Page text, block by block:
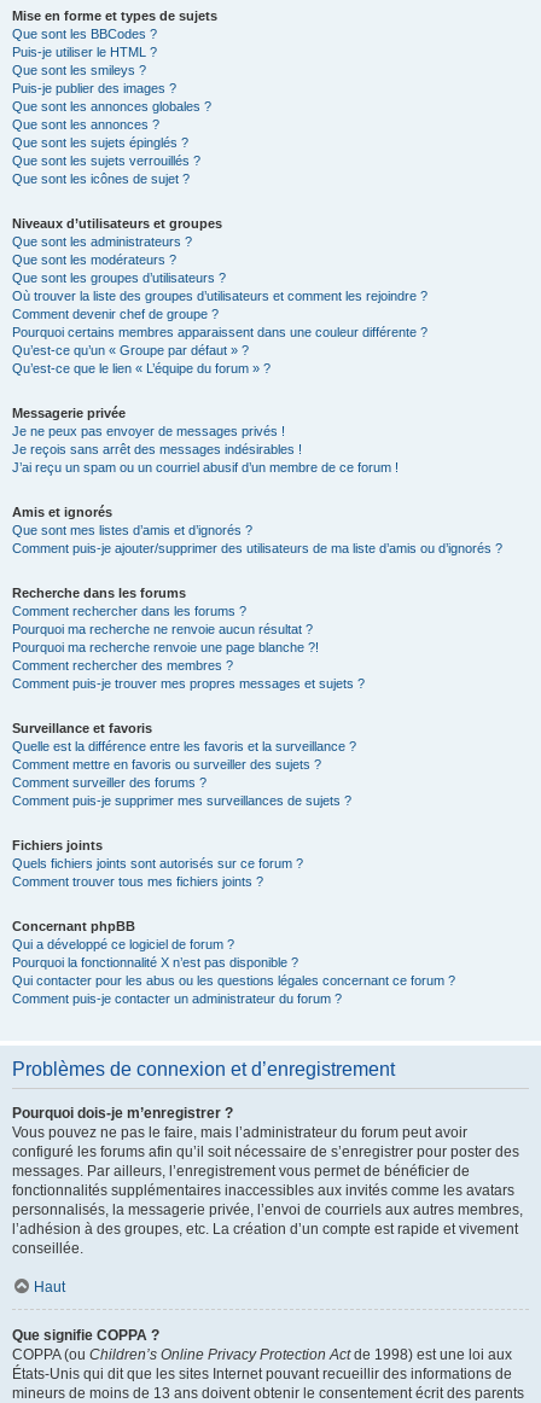
Mise en forme et types de sujets
Que sont les BBCodes ?
Puis-je utiliser le HTML ?
Que sont les smileys ?
Puis-je publier des images ?
Que sont les annonces globales ?
Que sont les annonces ?
Que sont les sujets épinglés ?
Que sont les sujets verrouillés ?
Que sont les icônes de sujet ?
Niveaux d’utilisateurs et groupes
Que sont les administrateurs ?
Que sont les modérateurs ?
Que sont les groupes d’utilisateurs ?
Où trouver la liste des groupes d’utilisateurs et comment les rejoindre ?
Comment devenir chef de groupe ?
Pourquoi certains membres apparaissent dans une couleur différente ?
Qu’est-ce qu’un « Groupe par défaut » ?
Qu’est-ce que le lien « L’équipe du forum » ?
Messagerie privée
Je ne peux pas envoyer de messages privés !
Je reçois sans arrêt des messages indésirables !
J’ai reçu un spam ou un courriel abusif d’un membre de ce forum !
Amis et ignorés
Que sont mes listes d’amis et d’ignorés ?
Comment puis-je ajouter/supprimer des utilisateurs de ma liste d’amis ou d’ignorés ?
Recherche dans les forums
Comment rechercher dans les forums ?
Pourquoi ma recherche ne renvoie aucun résultat ?
Pourquoi ma recherche renvoie une page blanche ?!
Comment rechercher des membres ?
Comment puis-je trouver mes propres messages et sujets ?
Surveillance et favoris
Quelle est la différence entre les favoris et la surveillance ?
Comment mettre en favoris ou surveiller des sujets ?
Comment surveiller des forums ?
Comment puis-je supprimer mes surveillances de sujets ?
Fichiers joints
Quels fichiers joints sont autorisés sur ce forum ?
Comment trouver tous mes fichiers joints ?
Concernant phpBB
Qui a développé ce logiciel de forum ?
Pourquoi la fonctionnalité X n’est pas disponible ?
Qui contacter pour les abus ou les questions légales concernant ce forum ?
Comment puis-je contacter un administrateur du forum ?
Problèmes de connexion et d’enregistrement
Pourquoi dois-je m’enregistrer ?
Vous pouvez ne pas le faire, mais l’administrateur du forum peut avoir
configuré les forums afin qu’il soit nécessaire de s’enregistrer pour poster des
messages. Par ailleurs, l’enregistrement vous permet de bénéficier de
fonctionnalités supplémentaires inaccessibles aux invités comme les avatars
personnalisés, la messagerie privée, l’envoi de courriels aux autres membres,
l’adhésion à des groupes, etc. La création d’un compte est rapide et vivement
conseillée.
Haut
Que signifie COPPA ?
COPPA (ou Children’s Online Privacy Protection Actde 1998) est une loi aux
États-Unis qui dit que les sites Internet pouvant recueillir des informations de
mineurs de moins de 13 ans doivent obtenir le consentement écrit des parents